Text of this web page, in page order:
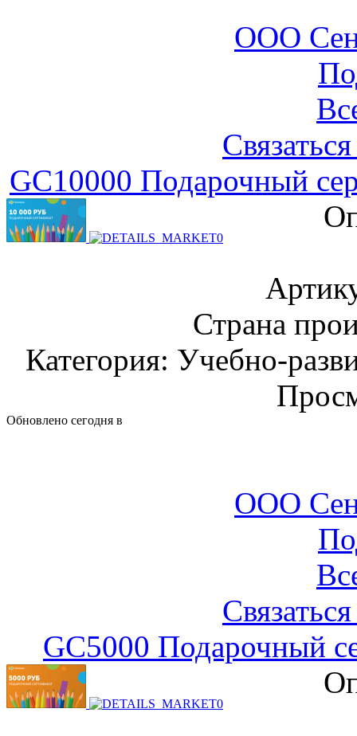
ООО
GC10000 Подарочный
Страна
Категория: Учебно-
Обновлено сегодня в
ООО
GC5000 Подарочный